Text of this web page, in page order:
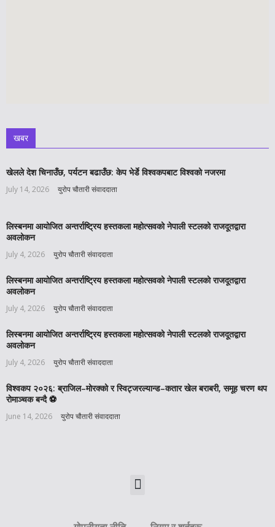
खबर
खेलले देश चिनाउँछ, पर्यटन बढाउँछ: केप भेर्डे विश्वकपबाट विश्वको नजरमा
July 14, 2026 युरोप चौतारी संवाददाता
लिस्बनमा आयोजित अन्तर्राष्ट्रिय हस्तकला महोत्सवको नेपाली स्टलको राजदूतद्वारा
अवलोकन
July 4, 2026 युरोप चौतारी संवाददाता
लिस्बनमा आयोजित अन्तर्राष्ट्रिय हस्तकला महोत्सवको नेपाली स्टलको राजदूतद्वारा
अवलोकन
July 4, 2026 युरोप चौतारी संवाददाता
लिस्बनमा आयोजित अन्तर्राष्ट्रिय हस्तकला महोत्सवको नेपाली स्टलको राजदूतद्वारा
अवलोकन
July 4, 2026 युरोप चौतारी संवाददाता
विश्वकप २०२६: ब्राजिल–मोरक्को र स्विट्जरल्यान्ड–कतार खेल बराबरी, समूह चरण थप
रोमाञ्चक बन्दै ⚽️
June 14, 2026 युरोप चौतारी संवाददाता